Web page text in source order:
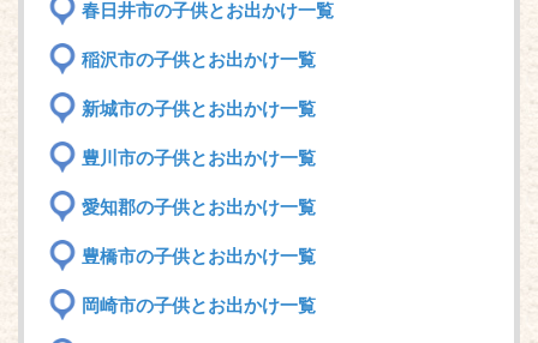
春日井市の子供とお出かけ一覧
稲沢市の子供とお出かけ一覧
新城市の子供とお出かけ一覧
豊川市の子供とお出かけ一覧
愛知郡の子供とお出かけ一覧
豊橋市の子供とお出かけ一覧
岡崎市の子供とお出かけ一覧